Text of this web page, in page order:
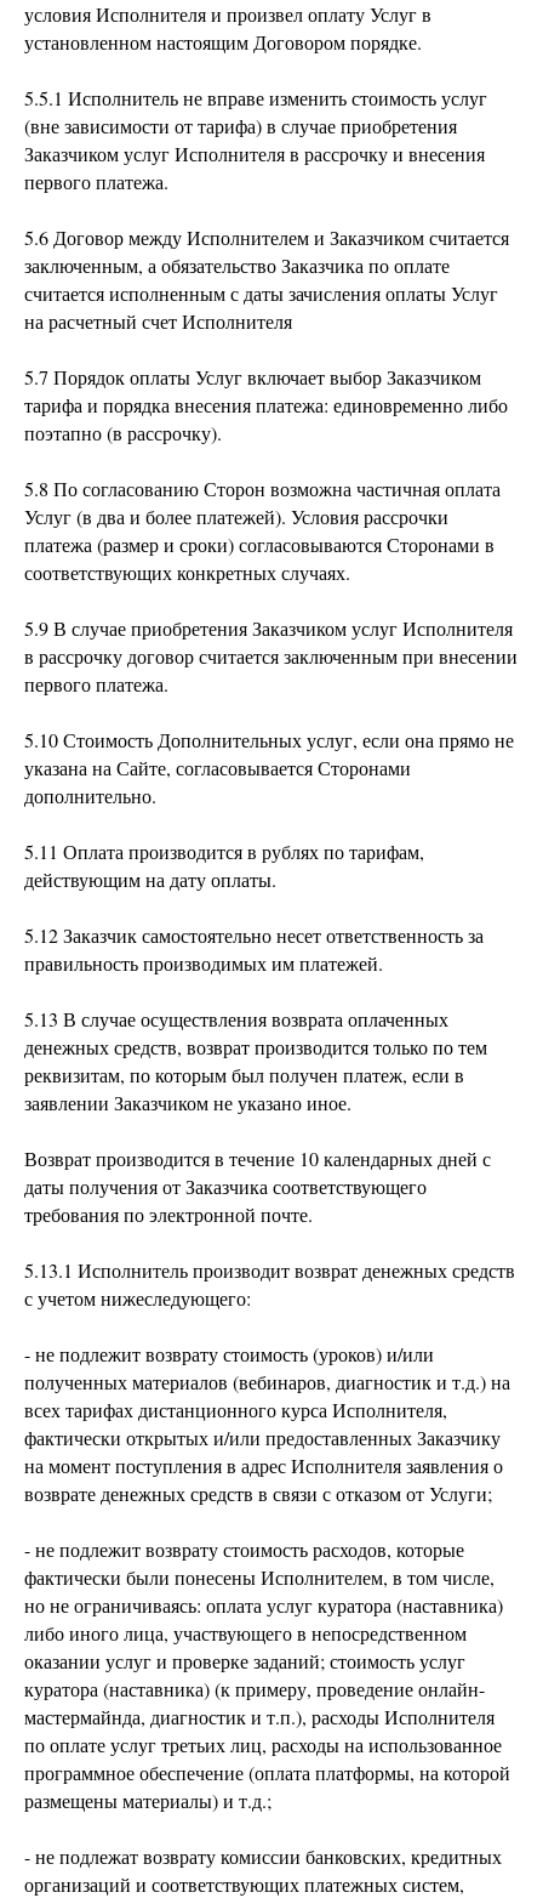
условия Исполнителя и произвел оплату Услуг в
установленном настоящим Договором порядке.
5.5.1 Исполнитель не вправе изменить стоимость услуг
(вне зависимости от тарифа) в случае приобретения
Заказчиком услуг Исполнителя в рассрочку и внесения
первого платежа.
5.6 Договор между Исполнителем и Заказчиком считается
заключенным, а обязательство Заказчика по оплате
считается исполненным с даты зачисления оплаты Услуг
на расчетный счет Исполнителя
5.7 Порядок оплаты Услуг включает выбор Заказчиком
тарифа и порядка внесения платежа: единовременно либо
поэтапно (в рассрочку).
5.8 По согласованию Сторон возможна частичная оплата
Услуг (в два и более платежей). Условия рассрочки
платежа (размер и сроки) согласовываются Сторонами в
соответствующих конкретных случаях.
5.9 В случае приобретения Заказчиком услуг Исполнителя
в рассрочку договор считается заключенным при внесении
первого платежа.
5.10 Стоимость Дополнительных услуг, если она прямо не
указана на Сайте, согласовывается Сторонами
дополнительно.
5.11 Оплата производится в рублях по тарифам,
действующим на дату оплаты.
5.12 Заказчик самостоятельно несет ответственность за
правильность производимых им платежей.
5.13 В случае осуществления возврата оплаченных
денежных средств, возврат производится только по тем
реквизитам, по которым был получен платеж, если в
заявлении Заказчиком не указано иное.
Возврат производится в течение 10 календарных дней с
даты получения от Заказчика соответствующего
требования по электронной почте.
5.13.1 Исполнитель производит возврат денежных средств
с учетом нижеследующего:
- не подлежит возврату стоимость (уроков) и/или
полученных материалов (вебинаров, диагностик и т.д.) на
всех тарифах дистанционного курса Исполнителя,
фактически открытых и/или предоставленных Заказчику
на момент поступления в адрес Исполнителя заявления о
возврате денежных средств в связи с отказом от Услуги;
- не подлежит возврату стоимость расходов, которые
фактически были понесены Исполнителем, в том числе,
но не ограничиваясь: оплата услуг куратора (наставника)
либо иного лица, участвующего в непосредственном
оказании услуг и проверке заданий; стоимость услуг
куратора (наставника) (к примеру, проведение онлайн-
мастермайнда, диагностик и т.п.), расходы Исполнителя
по оплате услуг третьих лиц, расходы на использованное
программное обеспечение (оплата платформы, на которой
размещены материалы) и т.д.;
- не подлежат возврату комиссии банковских, кредитных
организаций и соответствующих платежных систем,